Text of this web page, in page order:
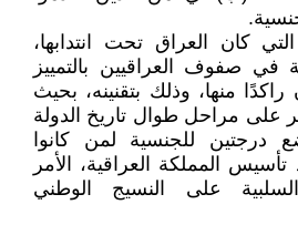
كان العراق تحت انتدابها،
صفوف العراقيين بالتمييز
منها، وذلك بتقنينه، بحيث
على مراحل طوال تاريخ الدولة
درجتين للجنسية لمن كانوا
المملكة العراقية، الأمر
على النسيج الوطني